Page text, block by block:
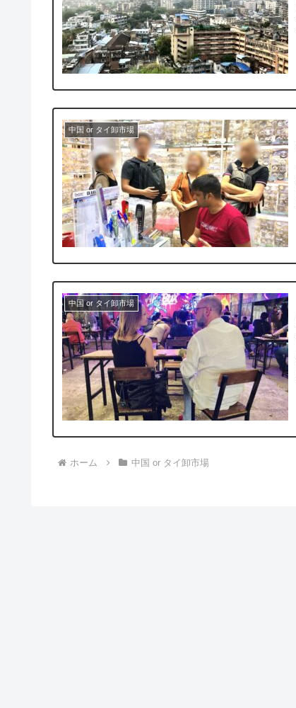
中国 or タイ卸市場
中国 or タイ卸市場
ホーム 中国 or タイ卸市場